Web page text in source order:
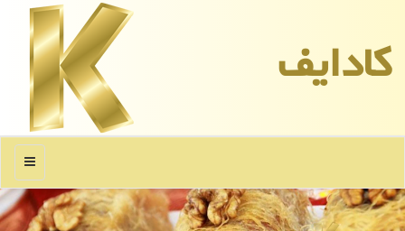
كادایف
منو